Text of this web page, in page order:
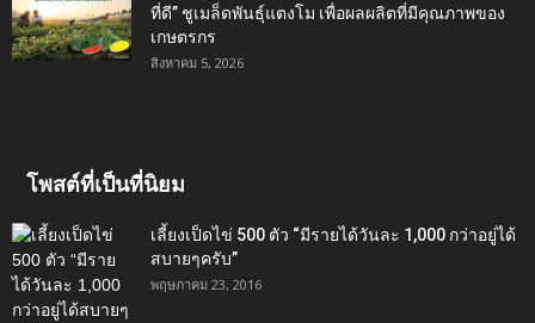
ที่ดี” ชูเมล็ดพันธุ์แตงโม เพื่อผลผลิตที่มีคุณภาพของ
เกษตรกร
สิงหาคม 5, 2026
โพสต์ที่เป็นที่นิยม
เลี้ยงเป็ดไข่ 500 ตัว “มีรายได้วันละ 1,000 กว่าอยู่ได้
สบายๆครับ”
พฤษภาคม 23, 2016